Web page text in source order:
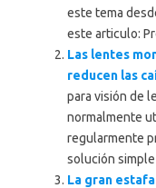
este tema
este articulo:
Las lentes
reducen las
para visión de
normalmente
regularmente
solución
La gran